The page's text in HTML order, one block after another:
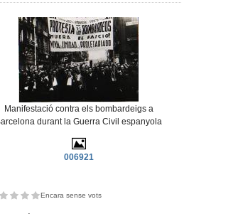
Manifestació contra els bombardeigs a
durant la Guerra Civil espanyola
006921
Encara sense vots